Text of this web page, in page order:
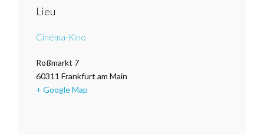
Lieu
Cinéma-Kino
Roßmarkt 7
60311 Frankfurt am Main
+ Google Map